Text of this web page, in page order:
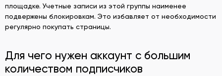
площадке. Учетные записи из этой группы наименее
подвержены блокировкам. Это избавляет от необходимости
регулярно покупать страницы.
Для чего нужен аккаунт с большим
количеством подписчиков